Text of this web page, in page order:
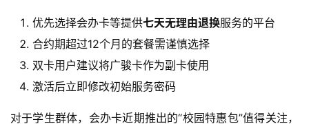
优先选择会办卡等提供七天无理由退换服务的平台
合约期超过12个月的套餐需谨慎选择
双卡用户建议将广骏卡作为副卡使用
激活后立即修改初始服务密码
对于学生群体，会办卡近期推出的“校园特惠包”值得关注，